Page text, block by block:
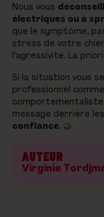
Nous vous
électriques ou à
que le symptôme,
stress de votre
l'agressivité. La
Si la situation vous
professionnel
message derrière
confiance. 🤝
AUTEUR
Virginie